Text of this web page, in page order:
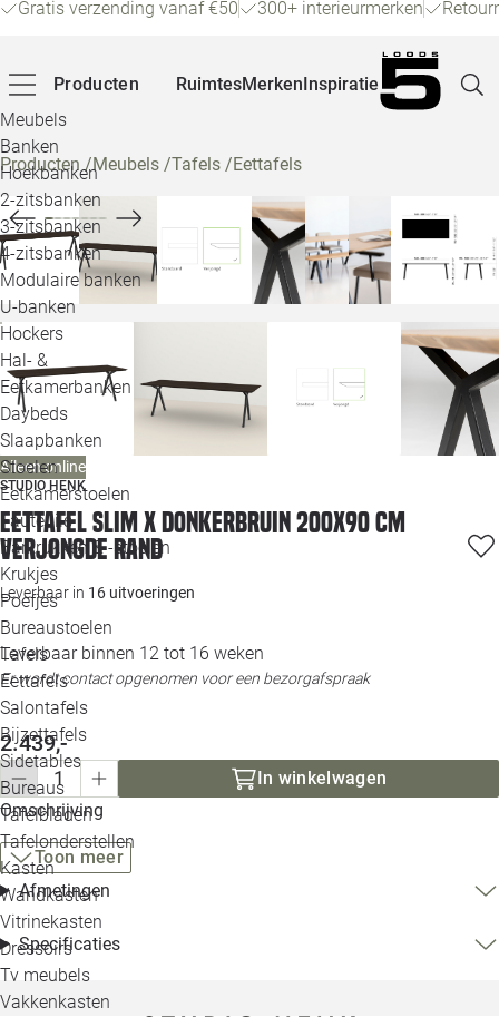
Gratis verzending vanaf €50 300+ interieurmerken
Producten
Meubels
Banken
Hoekbanken
2-zitsbanken
3-zitsbanken
4-zitsbanken
Modulaire banken
U-banken
Hockers
Hal- &
Eetkamerbanken
Daybeds
Slaapbanken
Stoelen
Eetkamerstoelen
Fauteuils
Barkrukken & -stoelen
Krukjes
Poefjes
Bureaustoelen
Tafels
Eettafels
Salontafels
Bijzettafels
Sidetables
Bureaus
Tafelbladen
Tafelonderstellen
Kasten
Wandkasten
Vitrinekasten
Dressoirs
Tv meubels
Vakkenkasten
RuimtesMerkenInspiratie
Producten/Meubels /Tafels /Eettafels
Alleen online
STUDIO HENK
Eettafel Slim X donkerbruin 200x90 cm
verjongde rand
Leverbaar in 16 uitvoeringen
Leverbaar binnen 12 tot 16 weken
Er wordt contact opgenomen voor een bezorgafspraak
2.439,-
In winkelwagen
Omschrijving
Toon meer
Afmetingen
Specificaties